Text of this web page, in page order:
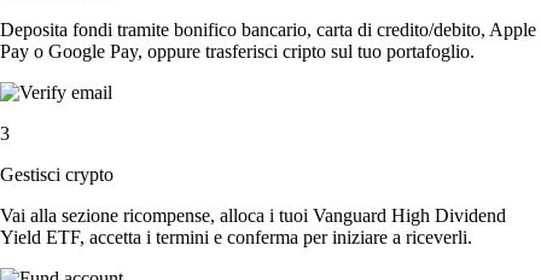
Deposita fondi tramite bonifico bancario, carta di credito/debito, Apple
Pay o Google Pay, oppure trasferisci cripto sul tuo portafoglio.
3
Gestisci crypto
Vai alla sezione ricompense, alloca i tuoi Vanguard High Dividend
Yield ETF, accetta i termini e conferma per iniziare a riceverli.